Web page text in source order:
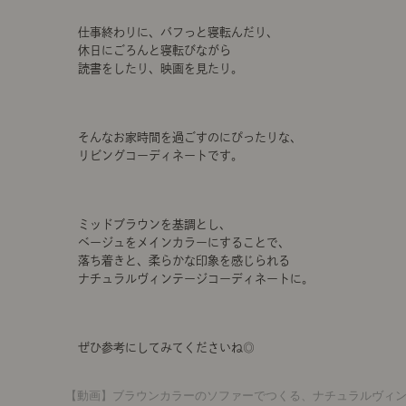
仕事終わりに、バフっと寝転んだり、
休日にごろんと寝転びながら
読書をしたり、映画を見たり。
そんなお家時間を過ごすのにぴったりな、
リビングコーディネートです。
ミッドブラウンを基調とし、
ベージュをメインカラーにすることで、
落ち着きと、柔らかな印象を感じられる
ナチュラルヴィンテージコーディネートに。
ぜひ参考にしてみてくださいね◎
【動画】ブラウンカラーのソファーでつくる、ナチュラルヴィ